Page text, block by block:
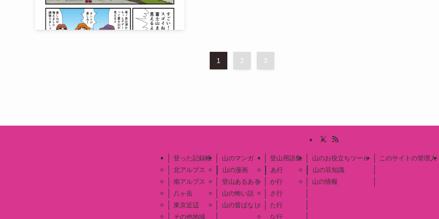
1 2 3
登った記録帳
北アルプス
南アルプス
八ヶ岳
東京近辺
その他地域
山のマンガ
山の漫画
登山あるある
山の怖い話
山の昔ばなし
登山用語集
あ行
か行
さ行
た行
な行
山のお役立ちツール
山の豆知識
山の情報
このサイトの管理人